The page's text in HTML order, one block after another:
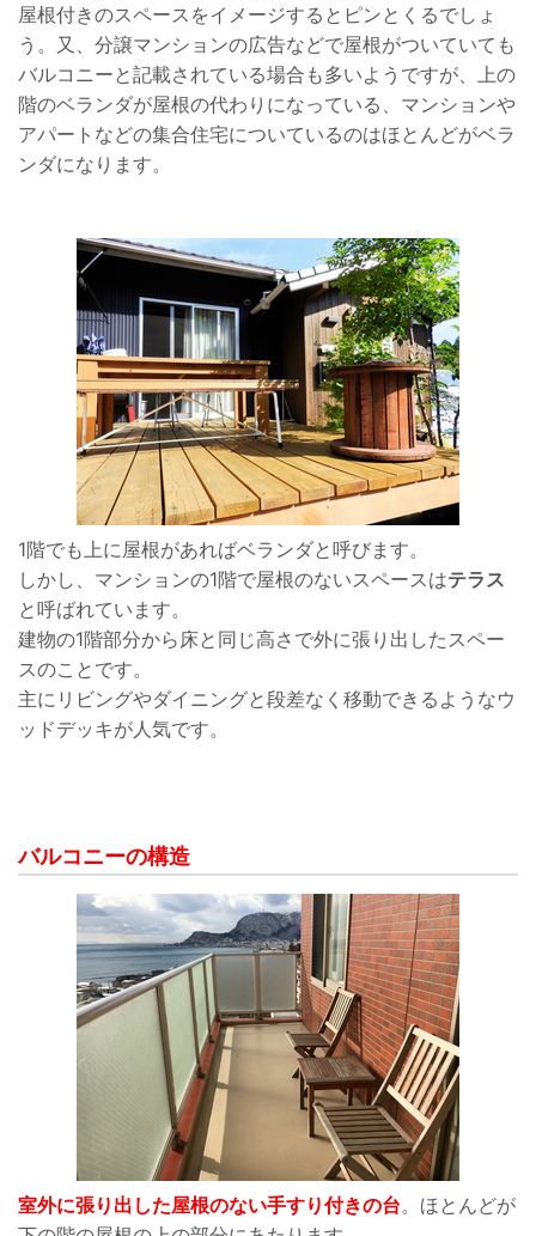
屋根付きのスペースをイメージするとピンとくるでしょ
う。又、分譲マンションの広告などで屋根がついていても
バルコニーと記載されている場合も多いようですが、上の
階のベランダが屋根の代わりになっている、マンションや
アパートなどの集合住宅についているのはほとんどがベラ
ンダになります。
1階でも上に屋根があればベランダと呼びます。
しかし、マンションの1階で屋根のないスペースはテラス
と呼ばれています。
建物の1階部分から床と同じ高さで外に張り出したスペー
スのことです。
主にリビングやダイニングと段差なく移動できるようなウ
ッドデッキが人気です。
バルコニーの構造
室外に張り出した屋根のない手すり付きの台。ほとんどが